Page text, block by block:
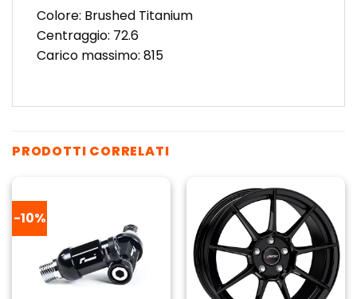
Colore: Brushed Titanium
Centraggio: 72.6
Carico massimo: 815
PRODOTTI CORRELATI
-10%